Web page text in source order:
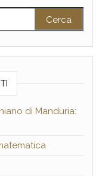
di Manduria: